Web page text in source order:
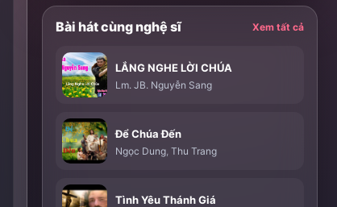
Bài hát cùng nghệ sĩ Xem tất cả
LẮNG NGHE LỜI CHÚA
Lm. JB. Nguyễn Sang
Để Chúa Đến
Ngọc Dung,Thu Trang
Tình Yêu Thánh Giá